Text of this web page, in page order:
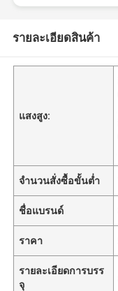
รายละเอียดสินค้า
แสงสูง:
จำนวนสั่งซื้อขั้นต่ำ
ชื่อแบรนด์
ราคา
รายละเอียดการบรร
จุ